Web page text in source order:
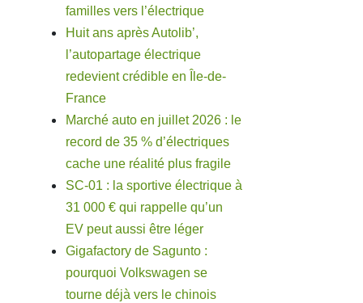
familles vers l’électrique
Huit ans après Autolib’,
l’autopartage électrique
redevient crédible en Île-de-
France
Marché auto en juillet 2026 : le
record de 35 % d’électriques
cache une réalité plus fragile
SC-01 : la sportive électrique à
31 000 € qui rappelle qu’un
EV peut aussi être léger
Gigafactory de Sagunto :
pourquoi Volkswagen se
tourne déjà vers le chinois